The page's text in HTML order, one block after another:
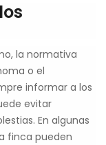
la normativa
o el
informar a los
evitar
En algunas
finca pueden